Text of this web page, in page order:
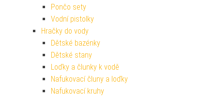
Pončo sety
Vodní pistolky
Hračky do vody
Dětské bazénky
Dětské stany
Loďky a člunky k vodě
Nafukovací čluny a loďky
Nafukovací kruhy